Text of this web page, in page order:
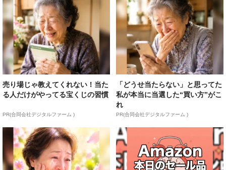
売り場じゃ教えてくれない！当た
る人だけがやってる宝くじの習慣
PR(合同会社デジタルファーム )
「どうせ当たらない」と思ってた
私が本当に当選した“買い方”がこ
れ
PR(合同会社デジタルファーム )